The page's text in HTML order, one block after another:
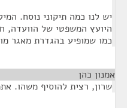
יש לנו כמה תיקוני נוסח.
היועץ המשפטי של הוועדה,
כמו שמופיע בהגדרת מאגר
אמנון כהן
שרון, רצית להוסיף משהו.